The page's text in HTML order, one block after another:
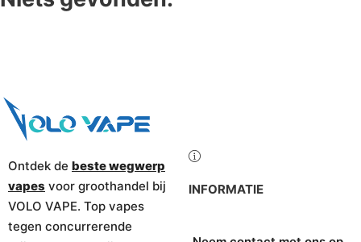
Ontdek de beste wegwerp
vapes voor groothandel bij
VOLO VAPE. Top vapes
tegen concurrerende
INFORMATIE